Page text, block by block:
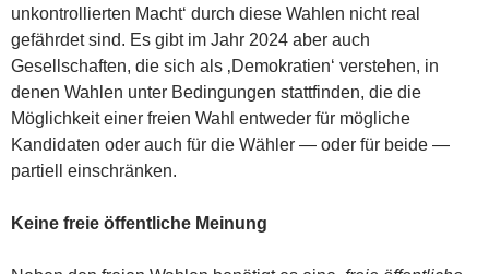
unkontrollierten Macht‘ durch diese Wahlen nicht real
gefährdet sind. Es gibt im Jahr 2024 aber auch
Gesellschaften, die sich als ‚Demokratien‘ verstehen, in
denen Wahlen unter Bedingungen stattfinden, die die
Möglichkeit einer freien Wahl entweder für mögliche
Kandidaten oder auch für die Wähler — oder für beide —
partiell einschränken.
Keine freie öffentliche Meinung